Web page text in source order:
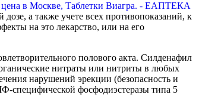
а также учете всех противопоказаний, к
на это лекарство, или на его
полового акта. Силденафил
нитраты или нитриты в любых
нарушений эрекции (безопасность и
специфической фосфодиэстеразы типа 5